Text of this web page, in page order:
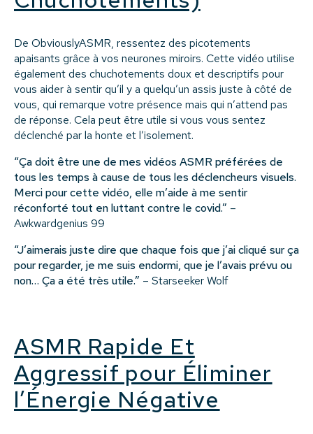
De ObviouslyASMR, ressentez des picotements
apaisants grâce à vos neurones miroirs. Cette vidéo utilise
également des chuchotements doux et descriptifs pour
vous aider à sentir qu’il y a quelqu’un assis juste à côté de
vous, qui remarque votre présence mais qui n’attend pas
de réponse. Cela peut être utile si vous vous sentez
déclenché par la honte et l’isolement.
“Ça doit être une de mes vidéos ASMR préférées de
tous les temps à cause de tous les déclencheurs visuels.
Merci pour cette vidéo, elle m’aide à me sentir
réconforté tout en luttant contre le covid.” –
Awkwardgenius 99
“J’aimerais juste dire que chaque fois que j’ai cliqué sur ça
pour regarder, je me suis endormi, que je l’avais prévu ou
non… Ça a été très utile.” – Starseeker Wolf
ASMR Rapide Et
Aggressif pour Éliminer
l’Énergie Négative